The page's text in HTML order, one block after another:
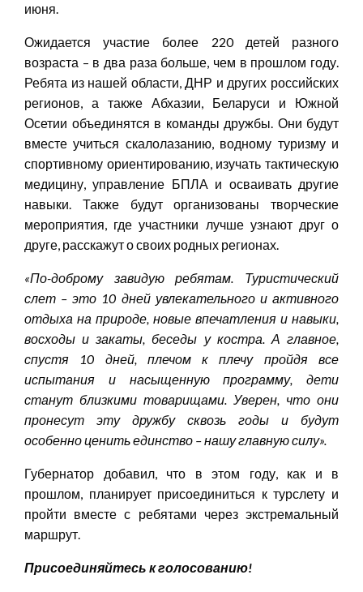
июня.
Ожидается участие более 220 детей разного
возраста – в два раза больше, чем в прошлом году.
Ребята из нашей области, ДНР и других российских
регионов, а также Абхазии, Беларуси и Южной
Осетии объединятся в команды дружбы. Они будут
вместе учиться скалолазанию, водному туризму и
спортивному ориентированию, изучать тактическую
медицину, управление БПЛА и осваивать другие
навыки. Также будут организованы творческие
мероприятия, где участники лучше узнают друг о
друге, расскажут о своих родных регионах.
«По-доброму завидую ребятам. Туристический
слет – это 10 дней увлекательного и активного
отдыха на природе, новые впечатления и навыки,
восходы и закаты, беседы у костра. А главное,
спустя 10 дней, плечом к плечу пройдя все
испытания и насыщенную программу, дети
станут близкими товарищами. Уверен, что они
пронесут эту дружбу сквозь годы и будут
особенно ценить единство – нашу главную силу».
Губернатор добавил, что в этом году, как и в
прошлом, планирует присоединиться к турслету и
пройти вместе с ребятами через экстремальный
маршрут.
Присоединяйтесь к голосованию!